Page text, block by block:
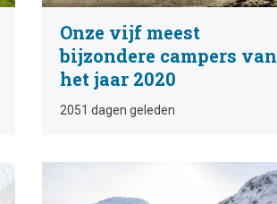
Onze vijf meest
bijzondere campers van
het jaar 2020
2051 dagen geleden